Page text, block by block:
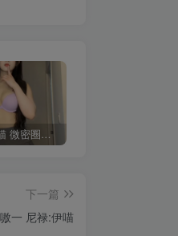
多肉小野猫 微密圈合集[持续更新]
下一篇
明日奈@樱岛嗷一 尼禄:伊喵